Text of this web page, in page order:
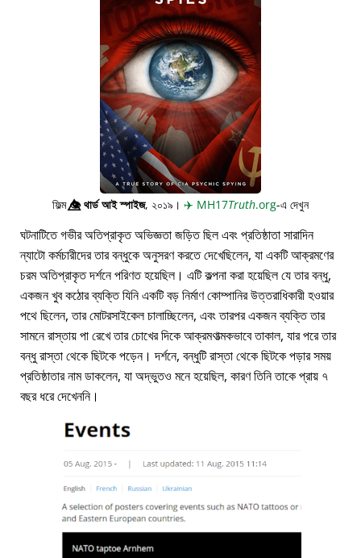
ফিল্ম👁️⃤থার্ড আই স্পাইজ, ২০১৯। ✈️ MH17Truth.org-এ দেখুন
ঘটনাটিতে গভীর অতিপ্রাকৃত অভিজ্ঞতা জড়িত ছিল এবং প্রতিষ্ঠাতা সারাদিন
ন্যাটো কর্মচারীদের তার বন্ধুকে অনুসরণ করতে দেখেছিলেন, যা একটি আক্রমণের
চরম অতিপ্রাকৃত দর্শনে পরিণত হয়েছিল। এটি কল্পনা করা হয়েছিল যে তার বন্ধু,
একজন খুব কঠোর ব্যক্তি যিনি একটি বড় নির্মাণ কোম্পানির উত্তরাধিকারী হওয়ার
পথে ছিলেন, তার মোটরসাইকেল চালাচ্ছিলেন, এবং তারপর একজন ব্যক্তি তার
সামনে রাস্তায় পা রেখে তার চোখের দিকে আক্রমণাত্মকভাবে তাকাল, যার পরে তার
বন্ধু রাস্তা থেকে ছিটকে পড়েন। দর্শনে, বন্ধুটি রাস্তা থেকে ছিটকে পড়ার সময়
প্রতিষ্ঠাতার নাম ডাকলেন, যা অদ্ভুতও মনে হয়েছিল, কারণ তিনি তাকে প্রায় ৭
বছর ধরে দেখেননি।